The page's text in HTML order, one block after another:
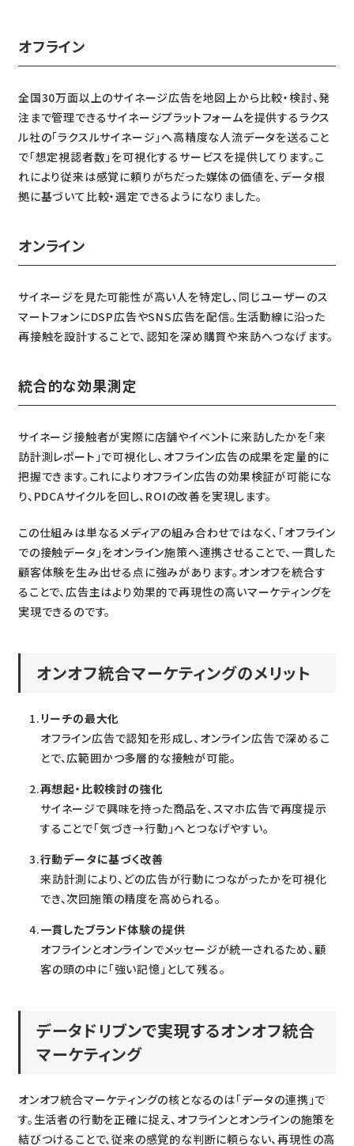
オフライン
全国30万面以上のサイネージ広告を地図上から比較・検討、発
注まで管理できるサイネージプラットフォームを提供するラクス
ル社の「ラクスルサイネージ」へ高精度な人流データを送ること
で「想定視認者数」を可視化するサービスを提供してります。こ
れにより従来は感覚に頼りがちだった媒体の価値を、データ根
拠に基づいて比較・選定できるようになりました。
オンライン
サイネージを見た可能性が高い人を特定し、同じユーザーのス
マートフォンにDSP広告やSNS広告を配信。生活動線に沿った
再接触を設計することで、認知を深め購買や来訪へつなげます。
統合的な効果測定
サイネージ接触者が実際に店舗やイベントに来訪したかを「来
訪計測レポート」で可視化し、オフライン広告の成果を定量的に
把握できます。これによりオフライン広告の効果検証が可能にな
り、PDCAサイクルを回し、ROIの改善を実現します。
この仕組みは単なるメディアの組み合わせではなく、「オフライン
での接触データ」をオンライン施策へ連携させることで、一貫した
顧客体験を生み出せる点に強みがあります。オンオフを統合す
ることで、広告主はより効果的で再現性の高いマーケティングを
実現できるのです。
オンオフ統合マーケティングのメリット
リーチの最大化
オフライン広告で認知を形成し、オンライン広告で深めるこ
とで、広範囲かつ多層的な接触が可能。
再想起・比較検討の強化
サイネージで興味を持った商品を、スマホ広告で再度提示
することで「気づき→行動」へとつなげやすい。
行動データに基づく改善
来訪計測により、どの広告が行動につながったかを可視化
でき、次回施策の精度を高められる。
一貫したブランド体験の提供
オフラインとオンラインでメッセージが統一されるため、顧
客の頭の中に「強い記憶」として残る。
データドリブンで実現するオンオフ統合
マーケティング
オンオフ統合マーケティングの核となるのは「データの連携」で
す。生活者の行動を正確に捉え、オフラインとオンラインの施策を
結びつけることで、従来の感覚的な判断に頼らない、再現性の高